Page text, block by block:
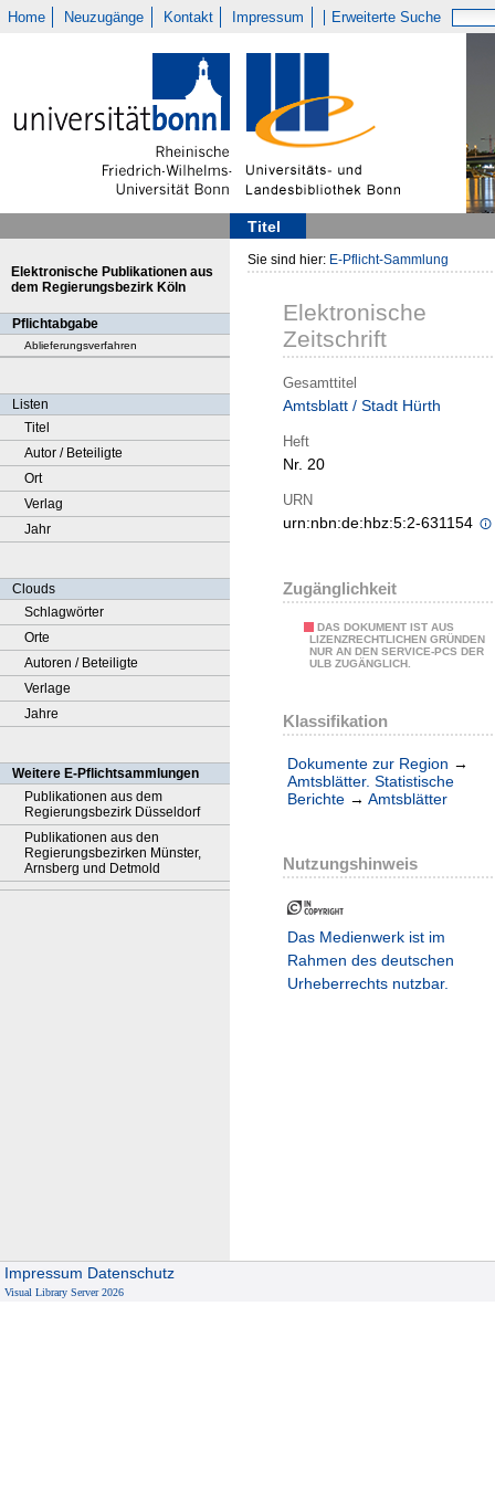
Home Neuzugänge Kontakt Impressum Erweiterte Suche
Titel
Elektronische Publikationen aus
dem Regierungsbezirk Köln
Pflichtabgabe
Ablieferungsverfahren
Listen
Titel
Autor / Beteiligte
Ort
Verlag
Jahr
Clouds
Schlagwörter
Orte
Autoren / Beteiligte
Verlage
Jahre
Weitere E-Pflichtsammlungen
Publikationen aus dem
Regierungsbezirk Düsseldorf
Publikationen aus den
Regierungsbezirken Münster,
Arnsberg und Detmold
Sie sind hier: E-Pflicht-Sammlung
Elektronische
Zeitschrift
Gesamttitel
Amtsblatt / Stadt Hürth
Heft
Nr. 20
URN
urn:nbn:de:hbz:5:2-631154
Zugänglichkeit
DAS DOKUMENT IST AUS
LIZENZRECHTLICHEN GRÜNDEN
NUR AN DEN SERVICE-PCS DER
ULB ZUGÄNGLICH.
Klassifikation
Dokumente zur Region →
Amtsblätter. Statistische
Berichte → Amtsblätter
Nutzungshinweis
Das Medienwerk ist im
Rahmen des deutschen
Urheberrechts nutzbar.
Impressum Datenschutz
Visual Library Server 2026